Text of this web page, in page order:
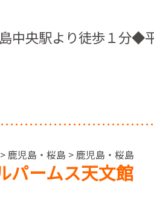
中央駅より徒歩１分◆
鹿児島・桜島 > 鹿児島・桜島
パームス天文館